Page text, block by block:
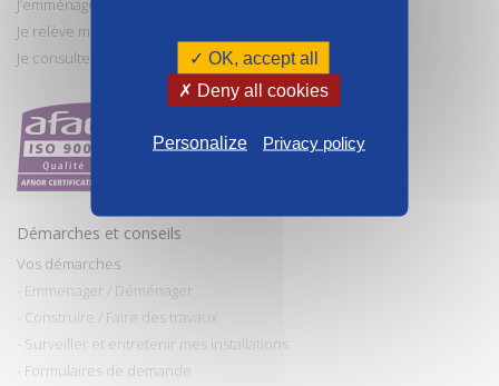
J’emménage
Je relève mon compteur
Je consulte et paye ma facture
Démarches et conseils
Vos démarches
- Emmenager / Déménager
- Construire / Faire des travaux
- Surveiller et entretenir mes installations
- Formulaires de demande
✓ OK, accept all
✗ Deny all cookies
Personalize Privacy policy